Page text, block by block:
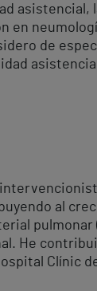
asistencial,
en
de
al
pulmonar
He
Clínic